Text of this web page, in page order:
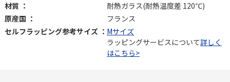
材質 ：
耐熱ガラス(耐熱温度差 120℃)
原産国 ：
フランス
セルフラッピング参考サイズ ： Mサイズ
ラッピングサービスについて詳しく
はこちら>